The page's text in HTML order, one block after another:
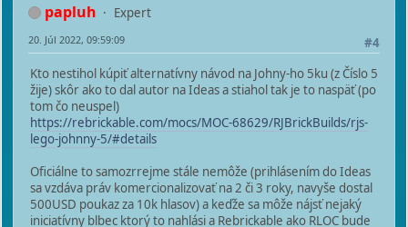
papluh
Expert
#4
20. Júl 2022, 09:59:09
Kto nestihol kúpiť alternatívny návod na Johny-ho 5ku (z Číslo 5
žije) skôr ako to dal autor na Ideas a stiahol tak je to naspäť (po
tom čo neuspel)
https://rebrickable.com/mocs/MOC-68629/RJBrickBuilds/rjs-
lego-johnny-5/#details
Oficiálne to samozrrejme stále nemôže (prihlásením do Ideas
sa vzdáva práv komercionalizovať na 2 či 3 roky, navyše dostal
500USD poukaz za 10k hlasov) a keďže sa môže nájsť nejaký
iniciatívny blbec ktorý to nahlási a Rebrickable ako RLOC bude